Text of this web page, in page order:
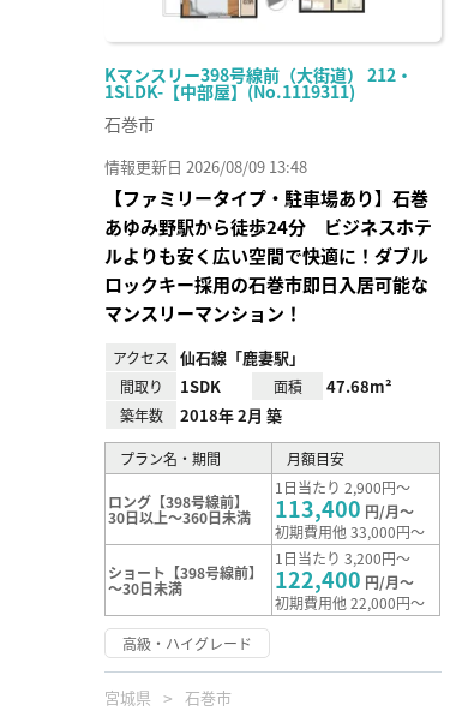
Kマンスリー398号線前（大街道） 212・
1SLDK-【中部屋】(No.1119311)
石巻市
情報更新日 2026/08/09 13:48
【ファミリータイプ・駐車場あり】石巻
あゆみ野駅から徒歩24分 ビジネスホテ
ルよりも安く広い空間で快適に！ダブル
ロックキー採用の石巻市即日入居可能な
マンスリーマンション！
アクセス 仙石線「鹿妻駅」
間取り 1SDK 面積 47.68m²
築年数 2018年 2月 築
プラン名・期間 月額目安
ロング【398号線前】
30日以上～360日未満
1日当たり 2,900円～
113,400 円/月～
初期費用他 33,000円～
ショート【398号線前】
～30日未満
1日当たり 3,200円～
122,400 円/月～
初期費用他 22,000円～
高級・ハイグレード
宮城県 石巻市